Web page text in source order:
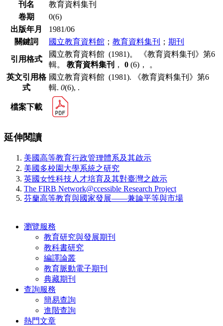
刊名
教育資料集刊
卷期
0(6)
出版年月
1981/06
關鍵詞
國立教育資料館 ； 教育資料集刊 ； 期刊
引用格式
國立教育資料館 (1981)。 《教育資料集刊》第6
輯。 教育資料集刊 ， 0 (6)， 。
英文引用格
式
國立教育資料館 (1981). 《教育資料集刊》第6
輯. 0(6), .
檔案下載
延伸閱讀
美國高等教育行政管理體系及其啟示
美國多校園大學系統之研究
英國女性科技人才培育及其對臺灣之啟示
The FIRB Network@ccessible Research Project
芬蘭高等教育與國家發展——兼論平等與市場
瀏覽服務
教育研究與發展期刊
教科書研究
編譯論叢
教育脈動電子期刊
典藏期刊
查詢服務
簡易查詢
進階查詢
熱門文章